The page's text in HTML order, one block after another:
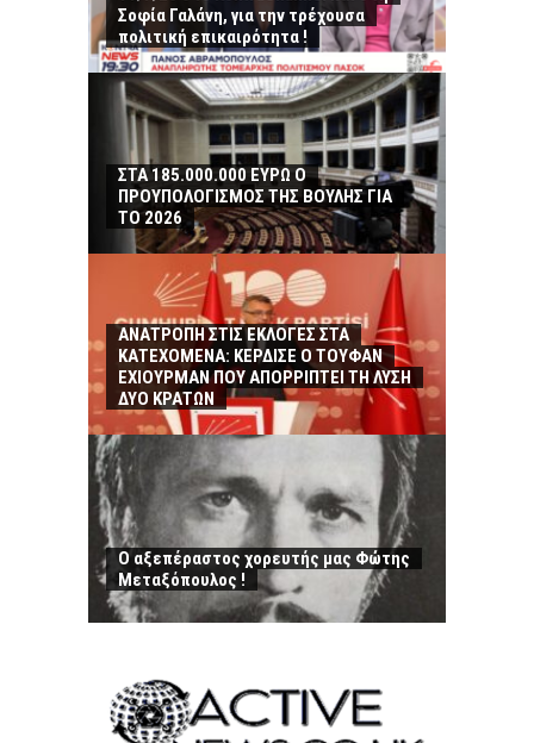
Σοφία Γαλάνη, για την τρέχουσα
πολιτική επικαιρότητα !
ΣΤΑ 185.000.000 ΕΥΡΩ Ο
ΠΡΟΥΠΟΛΟΓΙΣΜΟΣ ΤΗΣ ΒΟΥΛΗΣ ΓΙΑ
ΤΟ 2026
ΑΝΑΤΡΟΠΗ ΣΤΙΣ ΕΚΛΟΓΕΣ ΣΤΑ
ΚΑΤΕΧΟΜΕΝΑ: ΚΕΡΔΙΣΕ Ο ΤΟΥΦΑΝ
ΕΧΙΟΥΡΜΑΝ ΠΟΥ ΑΠΟΡΡΙΠΤΕΙ ΤΗ ΛΥΣΗ
ΔΥΟ ΚΡΑΤΩΝ
Ο αξεπέραστος χορευτής μας Φώτης
Μεταξόπουλος !